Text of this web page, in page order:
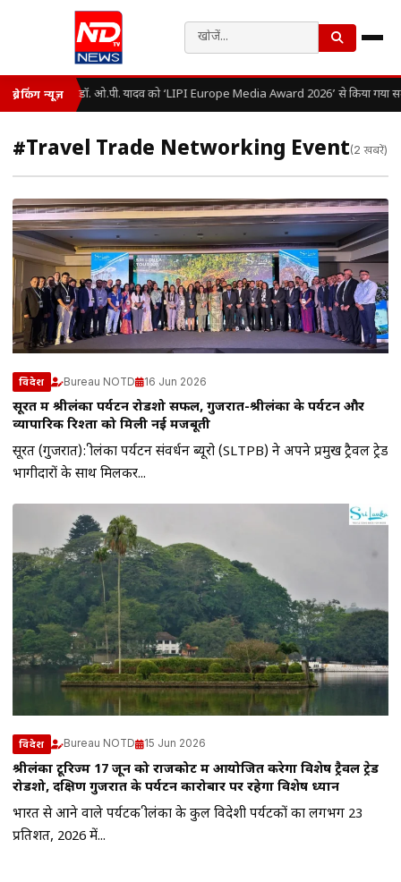
ब्रेकिंग न्यूज़ डॉ. ओ.पी. यादव को ‘LIPI Europe Media Award 2026’ से किया गया
#Travel Trade Networking Event(2 खबरें)
विदेश Bureau NOTD 16 Jun 2026
सूरत में श्रीलंका पर्यटन रोडशो सफल, गुजरात-श्रीलंका के पर्यटन और
व्यापारिक रिश्तों को मिली नई मजबूती
सूरत (गुजरात): श्रीलंका पर्यटन संवर्धन ब्यूरो (SLTPB) ने अपने प्रमुख ट्रैवल ट्रेड
भागीदारों के साथ मिलकर...
विदेश Bureau NOTD 15 Jun 2026
श्रीलंका टूरिज्म 17 जून को राजकोट में आयोजित करेगा विशेष ट्रैवल ट्रेड
रोडशो, दक्षिण गुजरात के पर्यटन कारोबार पर रहेगा विशेष ध्यान
भारत से आने वाले पर्यटक श्रीलंका के कुल विदेशी पर्यटकों का लगभग 23
प्रतिशत, 2026 में...